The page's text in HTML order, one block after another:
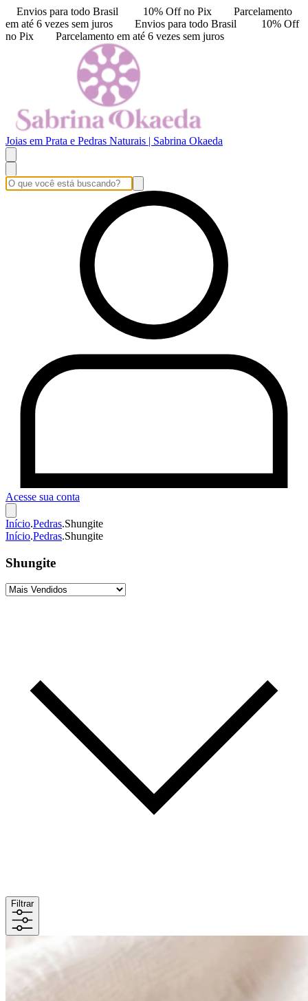
Envios para todo Brasil 10% Off no Pix
Parcelamento
em até 6 vezes sem juros
Envios para todo Brasil
10% Off
no Pix
Parcelamento em até 6 vezes sem juros
Joias em Prata e Pedras Naturais | Sabrina Okaeda
Acesse sua conta
Início.Pedras.Shungite
Início.Pedras.Shungite
Shungite
Filtrar